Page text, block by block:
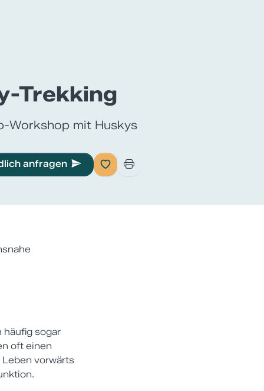
Trekking
Workshop mit Huskys
anfragen
häufig sogar
oft einen
Leben vorwärts